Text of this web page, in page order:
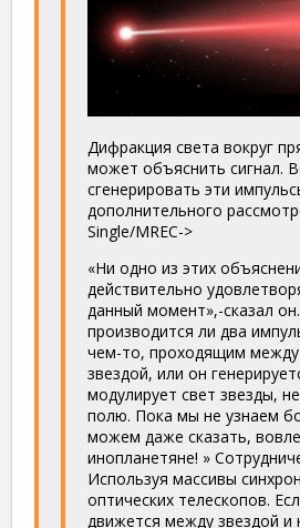
Дифракция света вокруг
может объяснить сигнал.
сгенерировать эти
дополнительного
Single/MREC->
«Ни одно из этих
действительно
данный момент»,-сказал
производится ли два
чем-то, проходящим
звездой, или он
модулирует свет звезды,
полю. Пока мы не узнаем
можем даже сказать,
инопланетяне! »
Используя массивы
оптических телескопов.
движется между звездой и